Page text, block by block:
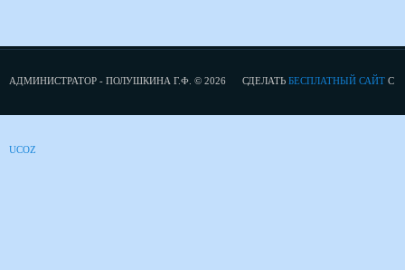
АДМИНИСТРАТОР - ПОЛУШКИНА Г.Ф. © 2026 СДЕЛАТЬ БЕСПЛАТНЫЙ САЙТ С
UCOZ